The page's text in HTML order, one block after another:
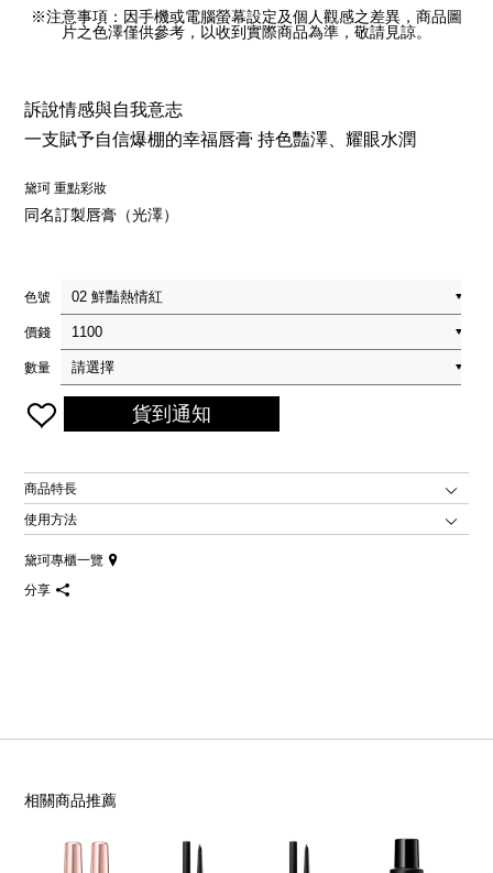
※注意事項：因手機或電腦螢幕設定及個人觀感之差異，商品圖
片之色澤僅供參考，以收到實際商品為準，敬請見諒。
訴說情感與自我意志
一支賦予自信爆棚的幸福唇膏 持色豔澤、耀眼水潤
黛珂 重點彩妝
同名訂製唇膏（光澤）
色號
價錢
數量
貨到通知
商品特長
使用方法
黛珂專櫃一覽
分享
相關商品推薦